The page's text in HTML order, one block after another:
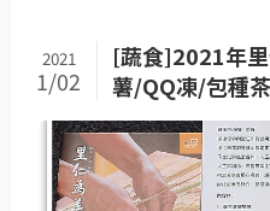
[蔬食]2021年
薯/QQ凍/包種
2021
1/02